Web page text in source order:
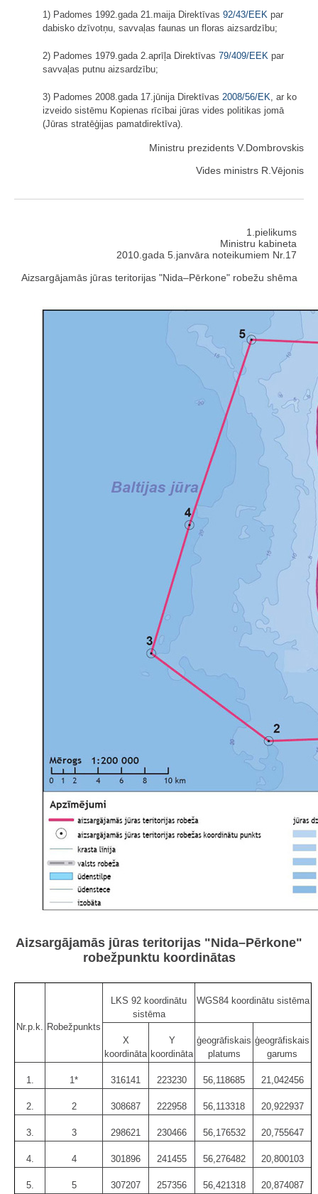
1) Padomes 1992.gada 21.maija Direktīvas 92/43/EEK par
dabisko dzīvotņu, savvaļas faunas un floras aizsardzību;
2) Padomes 1979.gada 2.aprīļa Direktīvas 79/409/EEK par
savvaļas putnu aizsardzību;
3) Padomes 2008.gada 17.jūnija Direktīvas 2008/56/EK, ar ko
izveido sistēmu Kopienas rīcībai jūras vides politikas jomā
(Jūras stratēģijas pamatdirektīva).
Ministru prezidents V.Dombrovskis
Vides ministrs R.Vējonis
1.pielikums
Ministru kabineta
2010.gada 5.janvāra noteikumiem Nr.17
Aizsargājamās jūras teritorijas "Nida–Pērkone" robežu shēma
Aizsargājamās jūras teritorijas "Nida–Pērkone"
robežpunktu koordinātas
Nr.p.k. Robežpunkts
LKS 92 koordinātu
sistēma
WGS84 koordinātu sistēma
X
koordināta
Y
koordināta
ģeogrāfiskais
platums
ģeogrāfiskais
garums
1. 1* 316141 223230 56,118685 21,042456
2. 2 308687 222958 56,113318 20,922937
3. 3 298621 230466 56,176532 20,755647
4. 4 301896 241455 56,276482 20,800103
5. 5 307207 257356 56,421318 20,874087